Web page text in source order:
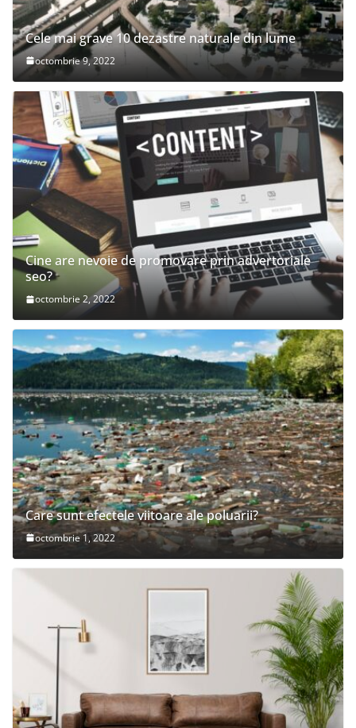
Cele mai grave 10 dezastre naturale din lume
octombrie 9, 2022
Cine are nevoie de promovare prin advertoriale
seo?
octombrie 2, 2022
Care sunt efectele viitoare ale poluarii?
octombrie 1, 2022